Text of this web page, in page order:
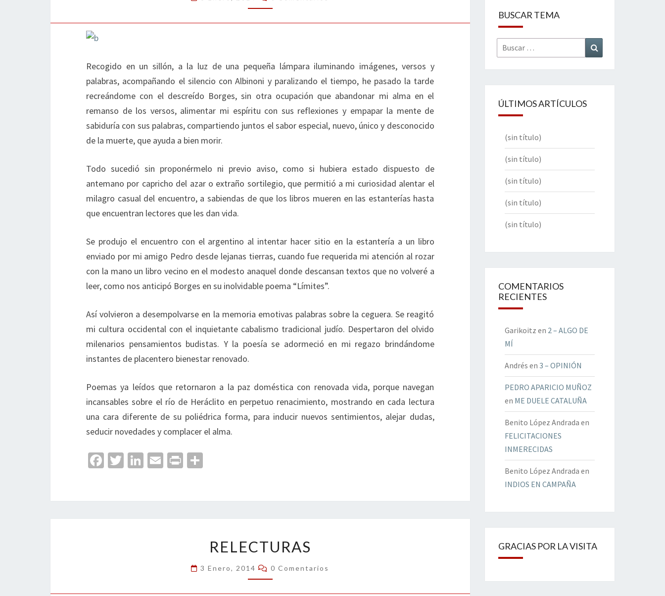
TARDE
CON
Recogido en un sillón, a la luz de una pequeña lámpara iluminando imágenes, versos y
palabras, acompañando el silencio con Albinoni y paralizando el tiempo, he pasado la tarde
recreándome con el descreído Borges, sin otra ocupación que abandonar mi alma en el
remanso de los versos, alimentar mi espíritu con sus reflexiones y empapar la mente de
sabiduría con sus palabras, compartiendo juntos el sabor especial, nuevo, único y desconocido
de la muerte, que ayuda a bien morir.
Todo sucedió sin proponérmelo ni previo aviso, como si hubiera estado dispuesto de
antemano por capricho del azar o extraño sortilegio, que permitió a mi curiosidad alentar el
milagro casual del encuentro, a sabiendas de que los libros mueren en las estanterías hasta
que encuentran lectores que les dan vida.
Se produjo el encuentro con el argentino al intentar hacer sitio en la estantería a un libro
enviado por mi amigo Pedro desde lejanas tierras, cuando fue requerida mi atención al rozar
con la mano un libro vecino en el modesto anaquel donde descansan textos que no volveré a
leer, como nos anticipó Borges en su inolvidable poema “Límites”.
Así volvieron a desempolvarse en la memoria emotivas palabras sobre la ceguera. Se reagitó
mi cultura occidental con el inquietante cabalismo tradicional judío. Despertaron del olvido
milenarios pensamientos budistas. Y la poesía se adormeció en mi regazo brindándome
instantes de placentero bienestar renovado.
Poemas ya leídos que retornaron a la paz doméstica con renovada vida, porque navegan
incansables sobre el río de Heráclito en perpetuo renacimiento, mostrando en cada lectura
una cara diferente de su poliédrica forma, para inducir nuevos sentimientos, alejar dudas,
seducir novedades y complacer el alma.
Fa
o
T
Li
n
E
Pr
ar
tir
RELECTURAS
3 Enero, 2014 Comentarios
0 Comentarios
BUSCAR TEMA
Buscar
por:
ÚLTIMOS ARTÍCULOS
(sin título)
(sin título)
(sin título)
(sin título)
(sin título)
COMENTARIOS
RECIENTES
Garikoitz en 2 – ALGO DE
MÍ
Andrés en 3 – OPINIÓN
PEDRO APARICIO MUÑOZ
en ME DUELE CATALUÑA
Benito López Andrada en
FELICITACIONES
INMERECIDAS
Benito López Andrada en
INDIOS EN CAMPAÑA
GRACIAS POR LA VISITA